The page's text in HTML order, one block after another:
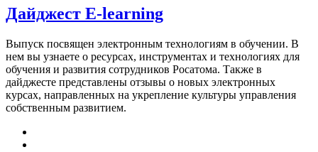
Дайджест E-learning
Выпуск посвящен электронным технологиям в обучении. В
нем вы узнаете о ресурсах, инструментах и технологиях для
обучения и развития сотрудников Росатома. Также в
дайджесте представлены отзывы о новых электронных
курсах, направленных на укрепление культуры управления
собственным развитием.